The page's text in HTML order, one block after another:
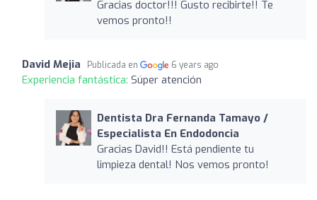
Gracias doctor!!! Gusto recibirte!! Te
vemos pronto!!
David Mejia Publicada en 6 years ago
Experiencia fantástica: Súper atención
Dentista Dra Fernanda Tamayo /
Especialista En Endodoncia
Gracias David!! Está pendiente tu
limpieza dental! Nos vemos pronto!